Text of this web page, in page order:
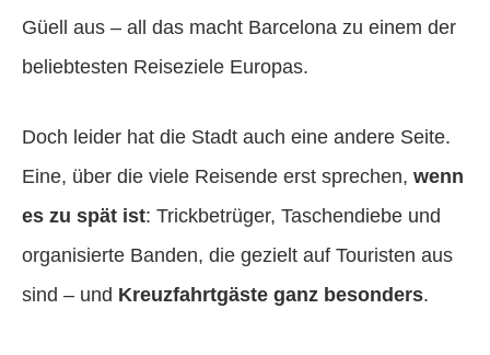
Güell aus – all das macht Barcelona zu einem der
beliebtesten Reiseziele Europas.
Doch leider hat die Stadt auch eine andere Seite.
Eine, über die viele Reisende erst sprechen, wenn
es zu spät ist: Trickbetrüger, Taschendiebe und
organisierte Banden, die gezielt auf Touristen aus
sind – und Kreuzfahrtgäste ganz besonders.